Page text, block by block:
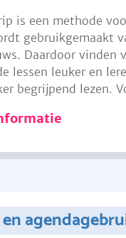
is een methode
gebruikgemaakt
Daardoor vinden
lessen leuker en
begrijpend lezen.